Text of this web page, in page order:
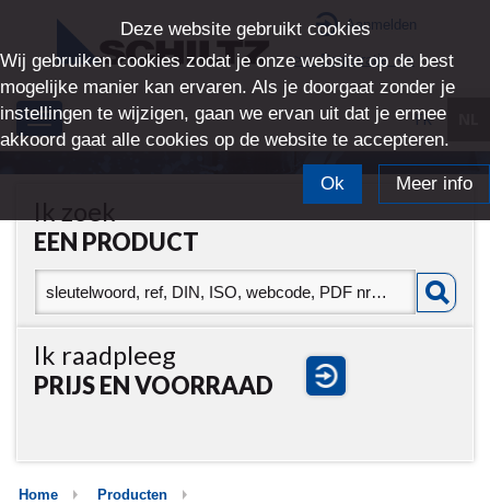
Aanmelden
>> Registratie <<
Toggle
navigation
FR
EEN PRODUCT
Ik raadpleeg
PRIJS EN VOORRAAD
Home
Producten
Deze website gebruikt cookies
Wij gebruiken cookies zodat je onze website op de best
mogelijke manier kan ervaren. Als je doorgaat zonder je
instellingen te wijzigen, gaan we ervan uit dat je ermee
akkoord gaat alle cookies op de website te accepteren.
Ok Meer info